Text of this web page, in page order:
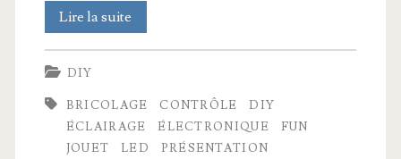
Lire la suite
du
laser
impossible
DIY
BRICOLAGE CONTRÔLE
DIY
ÉCLAIRAGE
ÉLECTRONIQUE
FUN
JOUET
LED PRÉSENTATION